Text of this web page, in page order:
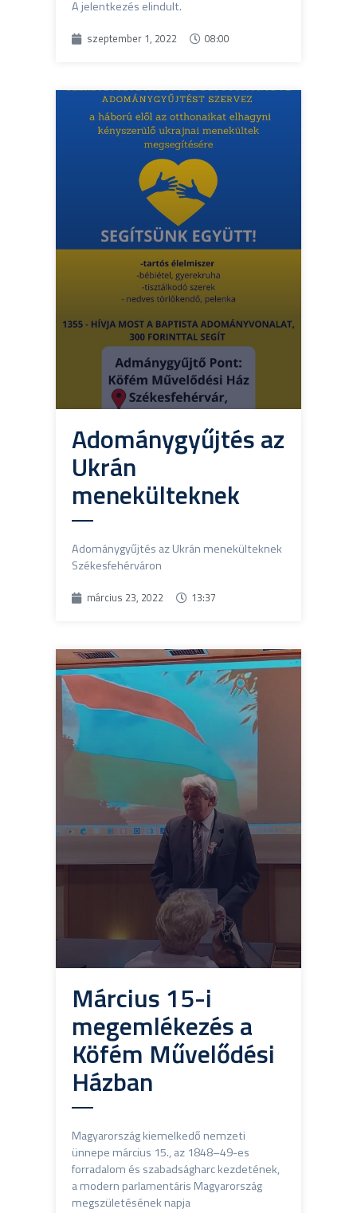
A jelentkezés elindult.
szeptember 1, 2022 08:00
Adománygyűjtés az
Ukrán
menekülteknek
Adománygyűjtés az Ukrán menekülteknek
Székesfehérváron
március 23, 2022 13:37
Március 15-i
megemlékezés a
Köfém Művelődési
Házban
Magyarország kiemelkedő nemzeti
ünnepe március 15., az 1848–49-es
forradalom és szabadságharc kezdetének,
a modern parlamentáris Magyarország
megszületésének napja